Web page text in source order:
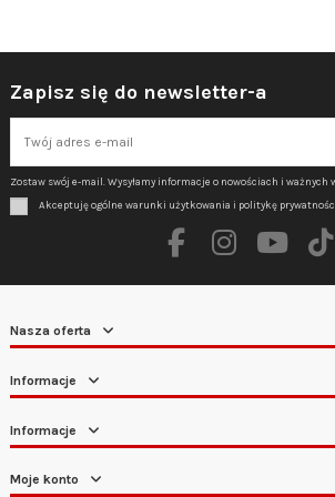
Zapisz się do newsletter-a
Zostaw swój e-mail. Wysyłamy informacje o nowościach i ważnych
Akceptuję ogólne warunki użytkowania i politykę
Nasza oferta
Informacje
Informacje
Moje konto